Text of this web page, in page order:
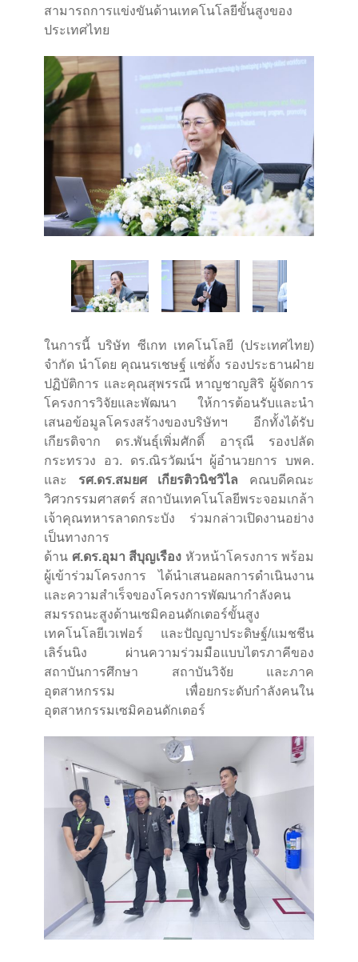
สามารถการแข่งขันด้านเทคโนโลยีขั้นสูงของ
ประเทศไทย
ในการนี้ บริษัท ซีเกท เทคโนโลยี (ประเทศไทย)
จำกัด นำโดย คุณนรเชษฐ์ แซ่ตั้ง รองประธานฝ่าย
ปฏิบัติการ และคุณสุพรรณี หาญชาญสิริ ผู้จัดการ
โครงการวิจัยและพัฒนา ให้การต้อนรับและนำ
เสนอข้อมูลโครงสร้างของบริษัทฯ อีกทั้งได้รับ
เกียรติจาก ดร.พันธุ์เพิ่มศักดิ์ อารุณี รองปลัด
กระทรวง อว. ดร.ณิรวัฒน์ฯ ผู้อำนวยการ บพค.
และ รศ.ดร.สมยศ เกียรติวนิชวิไล คณบดีคณะ
วิศวกรรมศาสตร์ สถาบันเทคโนโลยีพระจอมเกล้า
เจ้าคุณทหารลาดกระบัง ร่วมกล่าวเปิดงานอย่าง
เป็นทางการ
ด้าน ศ.ดร.อุมา สีบุญเรือง หัวหน้าโครงการ พร้อม
ผู้เข้าร่วมโครงการ ได้นำเสนอผลการดำเนินงาน
และความสำเร็จของโครงการพัฒนากำลังคน
สมรรถนะสูงด้านเซมิคอนดักเตอร์ขั้นสูง
เทคโนโลยีเวเฟอร์ และปัญญาประดิษฐ์/แมชชีน
เลิร์นนิง ผ่านความร่วมมือแบบไตรภาคีของ
สถาบันการศึกษา สถาบันวิจัย และภาค
อุตสาหกรรม เพื่อยกระดับกำลังคนใน
อุตสาหกรรมเซมิคอนดักเตอร์